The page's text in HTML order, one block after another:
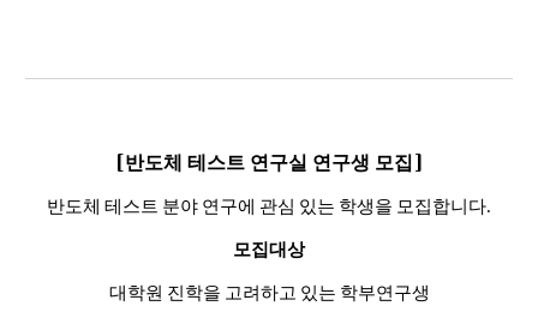
[반도체 테스트 연구실 연구생 모집]
반도체 테스트 분야 연구에 관심 있는 학생을 모집합니다.
모집대상
대학원 진학을 고려하고 있는 학부연구생